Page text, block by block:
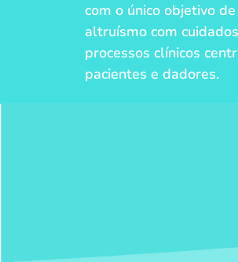
com o único objetivo
altruísmo com
processos clínicos
pacientes e dadores.